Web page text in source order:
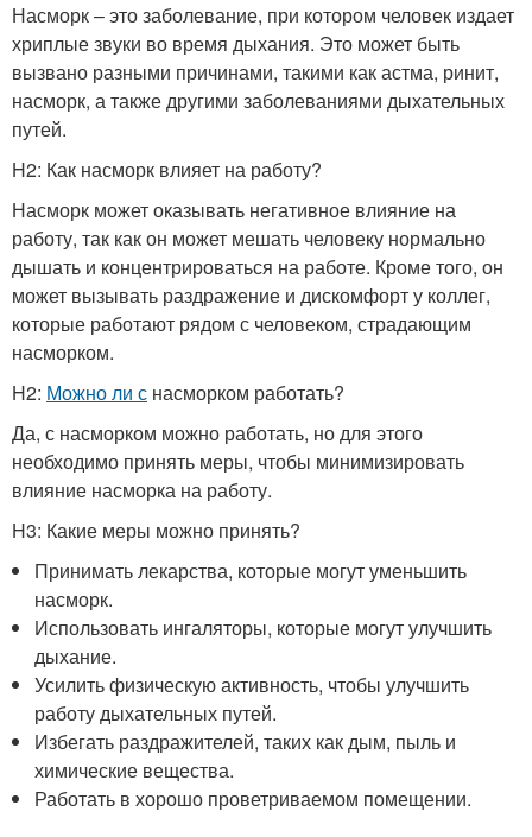
Насморк – это заболевание, при котором человек издает
хриплые звуки во время дыхания. Это может быть
вызвано разными причинами, такими как астма, ринит,
насморк, а также другими заболеваниями дыхательных
путей.
H2: Как насморк влияет на работу?
Насморк может оказывать негативное влияние на
работу, так как он может мешать человеку нормально
дышать и концентрироваться на работе. Кроме того, он
может вызывать раздражение и дискомфорт у коллег,
которые работают рядом с человеком, страдающим
насморком.
H2: Можно ли с насморком работать?
Да, с насморком можно работать, но для этого
необходимо принять меры, чтобы минимизировать
влияние насморка на работу.
H3: Какие меры можно принять?
Принимать лекарства, которые могут уменьшить
насморк.
Использовать ингаляторы, которые могут улучшить
дыхание.
Усилить физическую активность, чтобы улучшить
работу дыхательных путей.
Избегать раздражителей, таких как дым, пыль и
химические вещества.
Работать в хорошо проветриваемом помещении.